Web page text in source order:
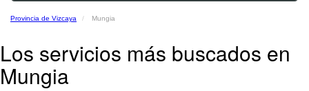
Provincia de Vizcaya Mungia
Los servicios más buscados en
Mungia